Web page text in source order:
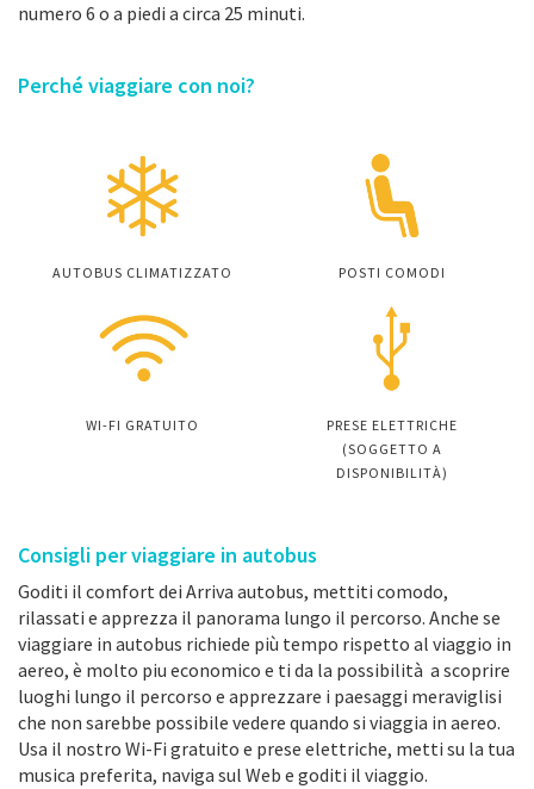
numero 6 o a piedi a circa 25 minuti.
Perché viaggiare con noi?
AUTOBUS CLIMATIZZATO POSTI COMODI
WI-FI GRATUITO
PRESE ELETTRICHE
(SOGGETTO A
DISPONIBILITÀ)
Consigli per viaggiare in autobus
Goditi il comfort dei Arriva autobus, mettiti comodo,
rilassati e apprezza il panorama lungo il percorso. Anche se
viaggiare in autobus richiede più tempo rispetto al viaggio in
aereo, è molto piu economico e ti da la possibilità a scoprire
luoghi lungo il percorso e apprezzare i paesaggi meraviglisi
che non sarebbe possibile vedere quando si viaggia in aereo.
Usa il nostro Wi-Fi gratuito e prese elettriche, metti su la tua
musica preferita, naviga sul Web e goditi il viaggio.